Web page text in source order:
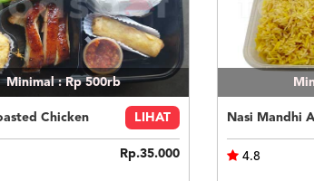
Minimal : Rp 500rb
Chicken LIHAT
Rp.35.000
Nasi Mandhi
4.8